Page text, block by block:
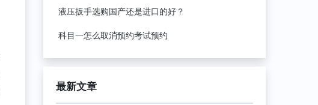
液压扳手选购国产还是进口的好？
科目一怎么取消预约考试预约
最新文章